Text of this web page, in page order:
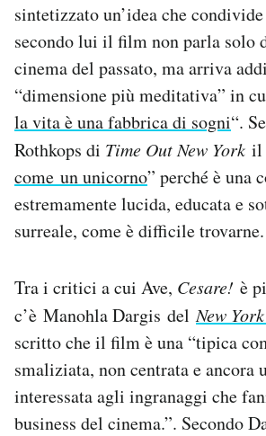
sintetizzato un’idea che
secondo lui il film non parla solo
cinema del passato, ma arriva
“dimensione più meditativa” in
la vita è una fabbrica di sogni“.
Rothkops di Time Out New York il
come un unicorno” perché è una
estremamente lucida, educata e
surreale, come è difficile trovarne.
Tra i critici a cui Ave, Cesare! è
c’è Manohla Dargis delNew
scritto che il film è una “tipica
smaliziata, non centrata e ancora
interessata agli ingranaggi che
business del cinema.”. Secondo